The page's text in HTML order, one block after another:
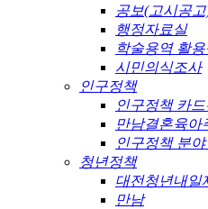
공보(고시공
행정자료실
학술용역 활
시민의식조사
인구정책
인구정책 카
만남결혼육아
인구정책 분
청년정책
대전청년내일
만남